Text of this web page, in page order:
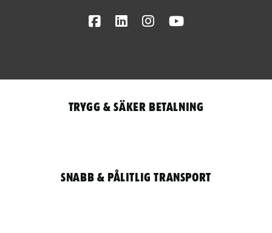
FacebookLinkedInInstagram
Trygg & säker betalning
Snabb & pålitlig transport